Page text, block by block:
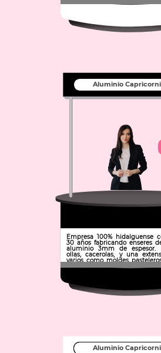
Aluminio
Empresa 100% hidalguense
30 años fabricando enseres
aluminio 3mm de espesor.
ollas, cacerolas, y una
varios como moldes
paelleras, etc. tanto para el
Municipio: Pachuca de
Aluminio